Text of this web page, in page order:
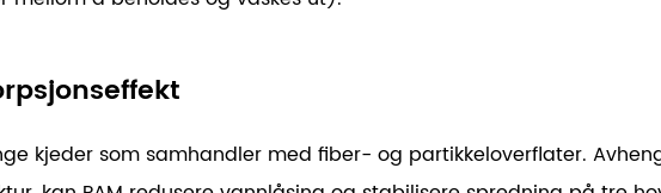
kjeder som samhandler med fiber- og partikkeloverflater.